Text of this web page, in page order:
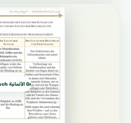
Deutsch الألمانية German